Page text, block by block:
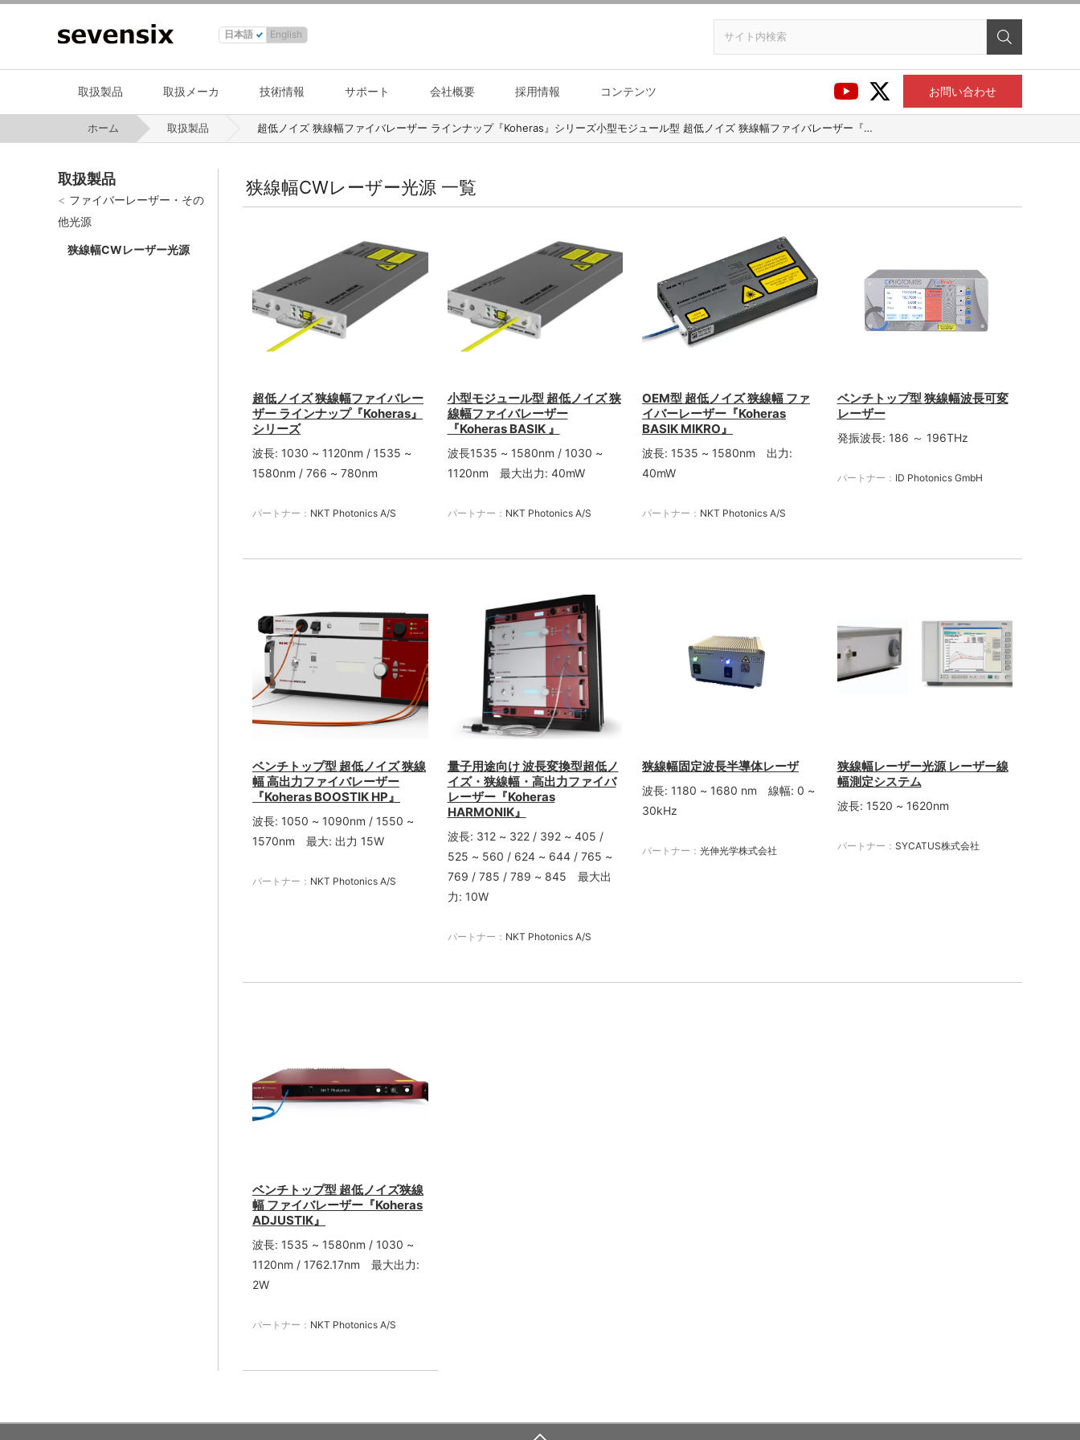
日本語 English
取扱製品 取扱メーカ 技術情報 サポート 会社概要 採用情報 コンテンツ お問い合わせ
ホーム 取扱製品 超低ノイズ 狭線幅ファイバレーザー ラインナップ『Koheras』シリーズ小型モジュール型 超低ノイズ 狭線幅ファイバレーザー『Koheras BASIK 』 OEM型 超低ノイズ 狭線幅 ファイバーレーザー『Koheras BASIK MIKRO』ベンチトップ型 狭線幅波長可変レーザーベンチトップ型 超低ノイズ 狭線幅 高出力ファイバレーザー『Koheras BOOSTIK HP』 量子用途向け 波長変換型超低ノイズ・狭線幅・高出力ファイバレーザー『Koheras HARMONIK』 狭線幅固定波長半導体レーザ狭線幅レーザー光源 レーザー線幅測定システムベンチトップ型 超低ノイズ狭線幅 ファイバレーザー『Koheras ADJUSTIK』
狭線幅CWレーザー光源 一覧
超低ノイズ 狭線幅ファイバレー
ザー ラインナップ『Koheras』
シリーズ
波長: 1030 ~ 1120nm / 1535 ~
1580nm / 766 ~ 780nm
パートナー： NKT Photonics A/S
小型モジュール型 超低ノイズ 狭
線幅ファイバレーザー
『Koheras BASIK 』
波長1535 ~ 1580nm / 1030 ~
1120nm 最大出力: 40mW
パートナー： NKT Photonics A/S
OEM型 超低ノイズ 狭線幅 ファ
イバーレーザー『Koheras
BASIK MIKRO』
波長: 1535 ~ 1580nm 出力:
40mW
パートナー： NKT Photonics A/S
ベンチトップ型 狭線幅波長可変
レーザー
発振波長: 186 ～ 196THz
パートナー： ID Photonics GmbH
ベンチトップ型 超低ノイズ 狭線
幅 高出力ファイバレーザー
『Koheras BOOSTIK HP』
波長: 1050 ~ 1090nm / 1550 ~
1570nm 最大: 出力 15W
パートナー： NKT Photonics A/S
量子用途向け 波長変換型超低ノ
イズ・狭線幅・高出力ファイバ
レーザー『Koheras
HARMONIK』
波長: 312 ~ 322 / 392 ~ 405 /
525 ~ 560 / 624 ~ 644 / 765 ~
769 / 785 / 789 ~ 845 最大出
力: 10W
パートナー： NKT Photonics A/S
狭線幅固定波長半導体レーザ
波長: 1180 ~ 1680 nm 線幅: 0 ~
30kHz
パートナー： 光伸光学株式会社
狭線幅レーザー光源 レーザー線
幅測定システム
波長: 1520 ~ 1620nm
パートナー： SYCATUS株式会社
ベンチトップ型 超低ノイズ狭線
幅 ファイバレーザー『Koheras
ADJUSTIK』
波長: 1535 ~ 1580nm / 1030 ~
1120nm / 1762.17nm 最大出力:
2W
パートナー： NKT Photonics A/S
取扱製品
ファイバーレーザー・その
他光源
狭線幅CWレーザー光源